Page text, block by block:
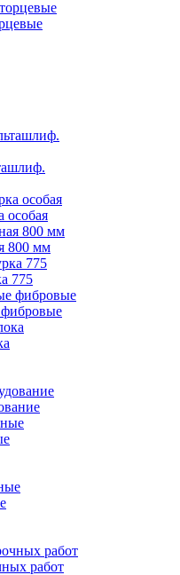
особая
800 мм
775
работ